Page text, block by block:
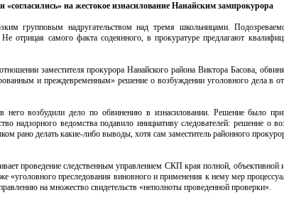
на жестокое изнасилование Нанайским зампрокурора
групповым надругательством над тремя школьницами.
отрицая самого факта содеянного, в прокуратуре предлагают
заместителя прокурора Нанайского района Виктора Басова,
и преждевременным» решение о возбуждении уголовного дела в
возбудили дело по обвинению в изнасиловании. Решение было
надзорного ведомства подавило инициативу следователей: решение о
рано делать какие-либо выводы, хотя сам заместитель районного
проведение следственным управлением СКП края полной, объективной
«уголовного преследования виновного и применения к нему мер
на множество свидетельств «неполноты проведенной проверки».